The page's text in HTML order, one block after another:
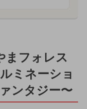
まフォレス
ミネーショ
ンタジー〜